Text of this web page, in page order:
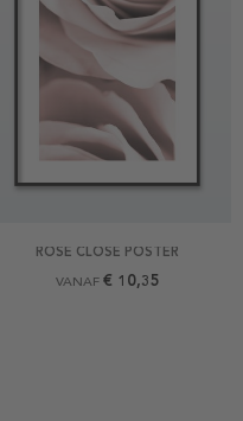
ROSE CLOSE POSTER
VANAF € 10,35